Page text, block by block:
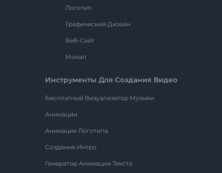
Логотип
Графический Дизайн
Веб-Сайт
Мокап
Инструменты Для Создания Видео
Бесплатный Визуализатор Музыки
Анимации
Анимация Логотипа
Создание Интро
Генератор Анимации Текста